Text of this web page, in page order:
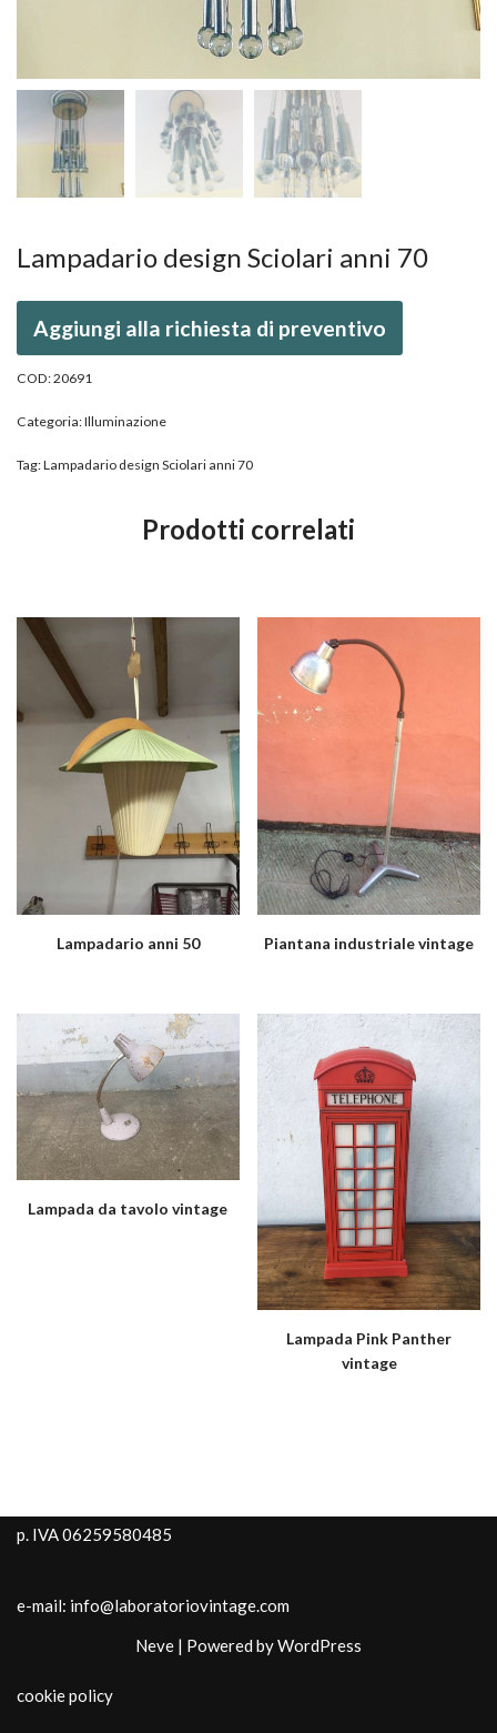
Lampadario design Sciolari anni 70
Aggiungi alla richiesta di preventivo
COD:20691
Categoria:Illuminazione
Tag:Lampadario design Sciolari anni 70
Prodotti correlati
Lampadario anni 50 Piantana industriale vintage
Lampada da tavolo vintage
Lampada Pink Panther
vintage
p. IVA 06259580485
e-mail: info@laboratoriovintage.com
Neve | Powered byWordPress
cookie policy